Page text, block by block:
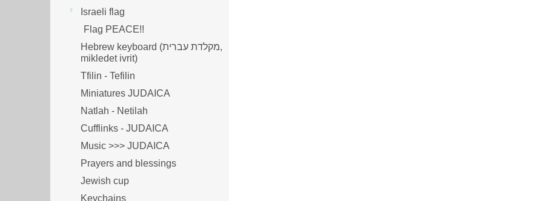
Israeli flag
Flag PEACE!!
Hebrew keyboard (מקלדת עברית,
mikledet ivrit)
Tfilin - Tefilin
Miniatures JUDAICA
Natlah - Netilah
Cufflinks - JUDAICA
Music >>> JUDAICA
Prayers and blessings
Jewish cup
Keychains